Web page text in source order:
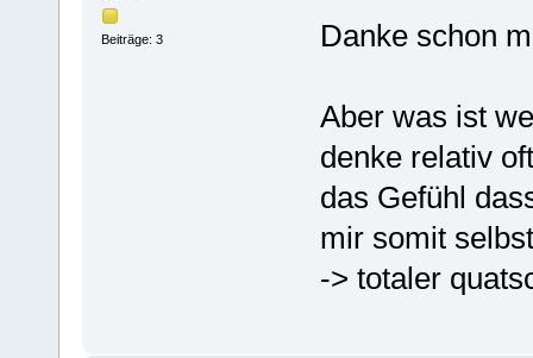
Beiträge: 3 Danke schon
Aber was ist
denke relativ
das Gefühl
mir somit
-> totaler